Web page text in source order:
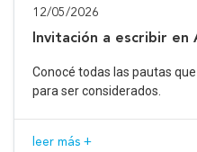
12/05/2026
Invitación a escribir en
Conocé todas las pautas
para ser considerados.
leer más +